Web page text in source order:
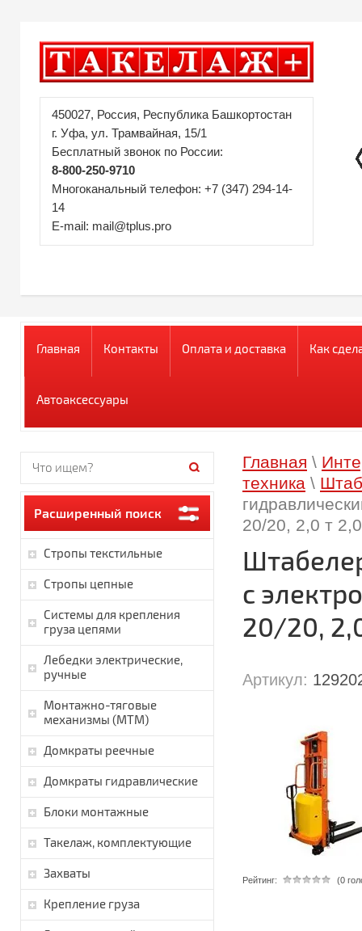
450027, Россия, Республика Башкортостан
г. Уфа, ул. Трамвайная, 15/1
Бесплатный звонок по России:
8-800-250-9710
Многоканальный телефон: +7 (347) 294-14-
14
E-mail: mail@tplus.pro
Главная Контакты Оплата и доставка Как
Автоаксессуары
Главная \
техника \
20/20, 2,0 т
с
20/20,
Артикул:
Рейтинг: (0
Расширенный поиск
Стропы текстильные
Стропы цепные
Системы для крепления
груза цепями
Лебедки электрические,
ручные
Монтажно-тяговые
механизмы (МТМ)
Домкраты реечные
Домкраты гидравлические
Блоки монтажные
Такелаж, комплектующие
Захваты
Крепление груза